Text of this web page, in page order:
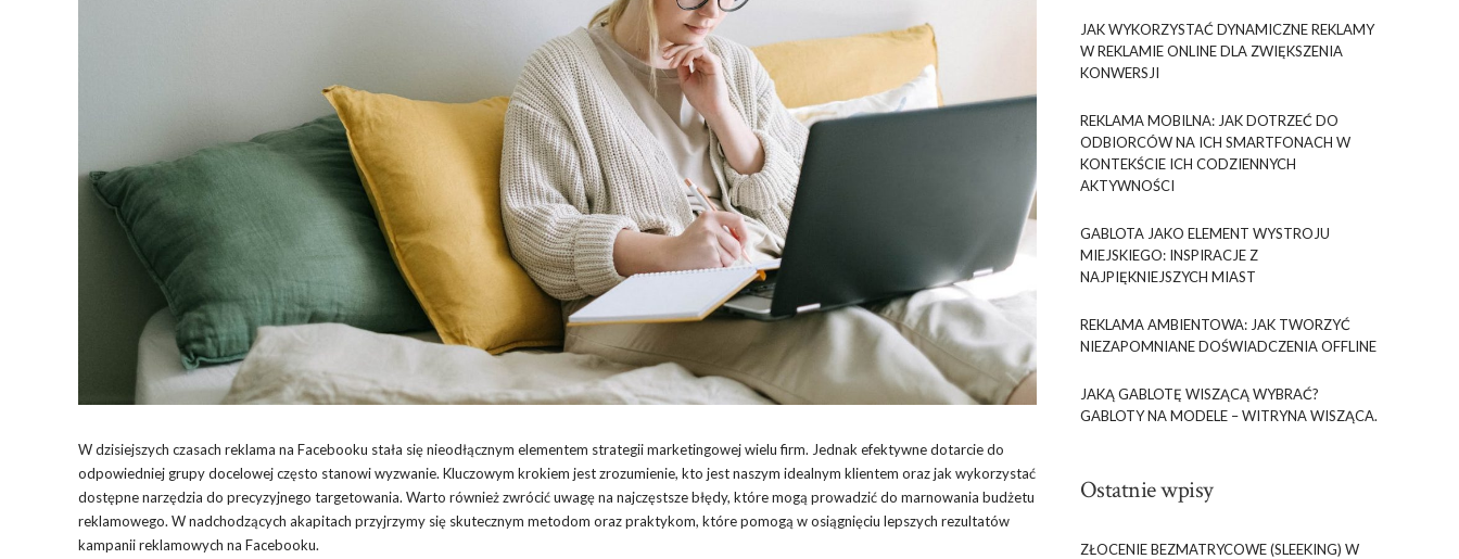
W dzisiejszych czasach reklama na Facebooku stała się nieodłącznym elementem strategii marketingowej wielu firm. Jednak efektywne dotarcie do
odpowiedniej grupy docelowej często stanowi wyzwanie. Kluczowym krokiem jest zrozumienie, kto jest naszym idealnym klientem oraz jak wykorzystać
dostępne narzędzia do precyzyjnego targetowania. Warto również zwrócić uwagę na najczęstsze błędy, które mogą prowadzić do marnowania budżetu
reklamowego. W nadchodzących akapitach przyjrzymy się skutecznym metodom oraz praktykom, które pomogą w osiągnięciu lepszych rezultatów
kampanii reklamowych na Facebooku.
JAK WYKORZYSTAĆ DYNAMICZNE REKLAMY
W REKLAMIE ONLINE DLA ZWIĘKSZENIA
KONWERSJI
REKLAMA MOBILNA: JAK DOTRZEĆ DO
ODBIORCÓW NA ICH SMARTFONACH W
KONTEKŚCIE ICH CODZIENNYCH
AKTYWNOŚCI
GABLOTA JAKO ELEMENT WYSTROJU
MIEJSKIEGO: INSPIRACJE Z
NAJPIĘKNIEJSZYCH MIAST
REKLAMA AMBIENTOWA: JAK TWORZYĆ
NIEZAPOMNIANE DOŚWIADCZENIA OFFLINE
JAKĄ GABLOTĘ WISZĄCĄ WYBRAĆ?
GABLOTY NA MODELE – WITRYNA WISZĄCA.
Ostatnie wpisy
ZŁOCENIE BEZMATRYCOWE (SLEEKING) W